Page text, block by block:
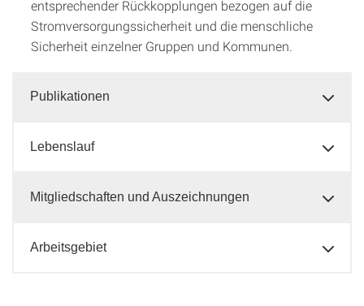
entsprechender Rückkopplungen bezogen auf die
Stromversorgungssicherheit und die menschliche
Sicherheit einzelner Gruppen und Kommunen.
Publikationen
Lebenslauf
Mitgliedschaften und Auszeichnungen
Arbeitsgebiet